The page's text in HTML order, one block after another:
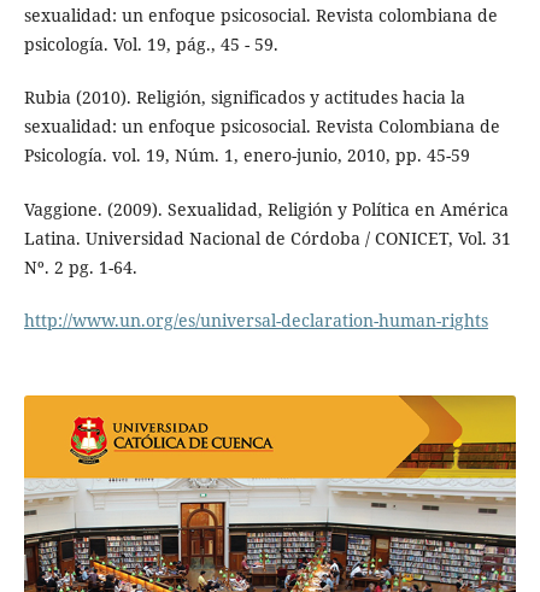
sexualidad: un enfoque psicosocial. Revista colombiana de
psicología. Vol. 19, pág., 45 - 59.
Rubia (2010). Religión, significados y actitudes hacia la
sexualidad: un enfoque psicosocial. Revista Colombiana de
Psicología. vol. 19, Núm. 1, enero-junio, 2010, pp. 45-59
Vaggione. (2009). Sexualidad, Religión y Política en América
Latina. Universidad Nacional de Córdoba / CONICET, Vol. 31
Nº. 2 pg. 1-64.
http://www.un.org/es/universal-declaration-human-rights